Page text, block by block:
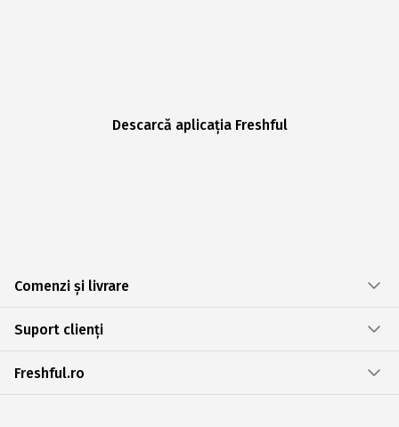
Descarcă aplicația Freshful
Comenzi și livrare
Suport clienți
Freshful.ro